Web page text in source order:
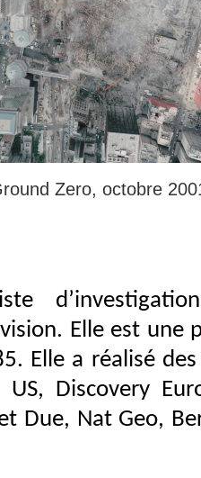
Zero, octobre
Elle est une
Elle a réalisé
Discovery
Due, Nat Geo,